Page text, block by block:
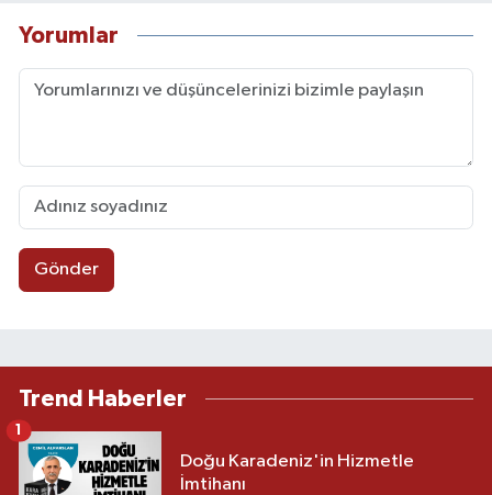
Yorumlar
Gönder
Trend Haberler
Doğu Karadeniz'in Hizmetle
İmtihanı
1